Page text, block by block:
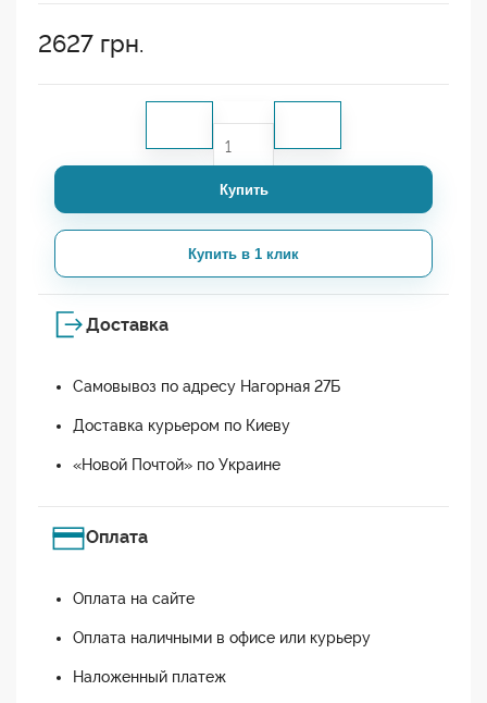
2627 грн.
Купить
Купить в 1 клик
Доставка
Самовывоз по адресу Нагорная 27Б
Доставка курьером по Киеву
«Новой Почтой» по Украине
Оплата
Оплата на сайте
Оплата наличными в офисе или курьеру
Наложенный платеж